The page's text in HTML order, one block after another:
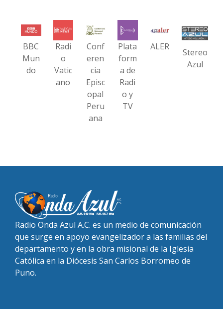
BBC
Mun
do
Radi
o
Vatic
ano
Conf
eren
cia
Episc
opal
Peru
ana
Plata
form
a de
Radi
o y
TV
ALER
Stereo
Azul
Radio Onda Azul A.C. es un medio de comunicación
que surge en apoyo evangelizador a las familias del
departamento y en la obra misional de la Iglesia
Católica en la Diócesis San Carlos Borromeo de
Puno.